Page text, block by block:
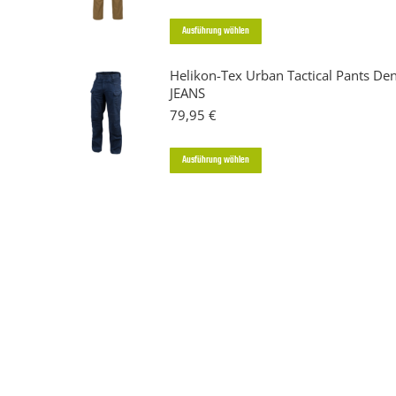
Ausführung wählen
weist
auf.
Die
Helikon-Tex Urban Tactical Pants
JEANS
79,95 €
Ausführung wählen